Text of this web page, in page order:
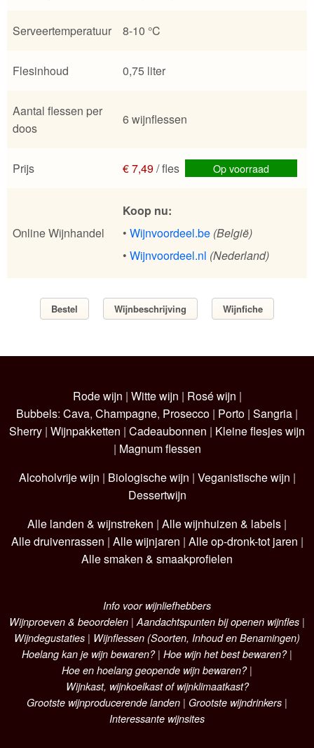
Serveertemperatuur 8-10 °C
Flesinhoud 0,75 liter
Aantal flessen per
doos
6 wijnflessen
Prijs € 7,49/ fles Op voorraad
Online Wijnhandel
Koop nu:
• Wijnvoordeel.be (België)
• Wijnvoordeel.nl (Nederland)
Bestel Wijnbeschrijving Wijnfiche
Rode wijn | Witte wijn | Rosé wijn |
Bubbels: Cava, Champagne, Prosecco | Porto | Sangria |
Sherry | Wijnpakketten | Cadeaubonnen | Kleine flesjes wijn
| Magnum flessen
Alcoholvrije wijn | Biologische wijn | Veganistische wijn |
Dessertwijn
Alle landen & wijnstreken | Alle wijnhuizen & labels |
Alle druivenrassen | Alle wijnjaren | Alle op-dronk-tot jaren |
Alle smaken & smaakprofielen
Info voor wijnliefhebbers
Wijnproeven & beoordelen | Aandachtspunten bij openen wijnfles |
Wijndegustaties | Wijnflessen (Soorten, Inhoud en Benamingen)
Hoelang kan je wijn bewaren?| Hoe wijn het best bewaren?|
Hoe en hoelang geopende wijn bewaren?|
Wijnkast, wijnkoelkast of wijnklimaatkast?
Grootste wijnproducerende landen | Grootste wijndrinkers |
Interessante wijnsites